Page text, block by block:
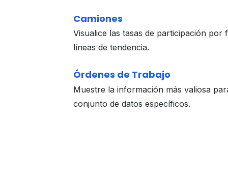
Camiones
Visualice las tasas de participación por
líneas de tendencia.
Órdenes de Trabajo
Muestre la información más valiosa
conjunto de datos específicos.